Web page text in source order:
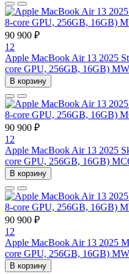
90 900 ₽
12
Apple MacBook Air 13 2025
core GPU, 256GB, 16GB)
В корзину
90 900 ₽
12
Apple MacBook Air 13 2025
core GPU, 256GB, 16GB)
В корзину
90 900 ₽
12
Apple MacBook Air 13 2025
core GPU, 256GB, 16GB)
В корзину